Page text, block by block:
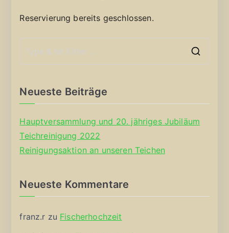
Reservierung bereits geschlossen.
Neueste Beiträge
Hauptversammlung und 20. jähriges Jubiläum
Teichreinigung 2022
Reinigungsaktion an unseren Teichen
Neueste Kommentare
franz.r zu Fischerhochzeit